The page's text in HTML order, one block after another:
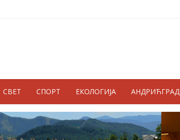
СВЕТ СПОРТ ЕКОЛОГИЈА АНДРИЋГРАД